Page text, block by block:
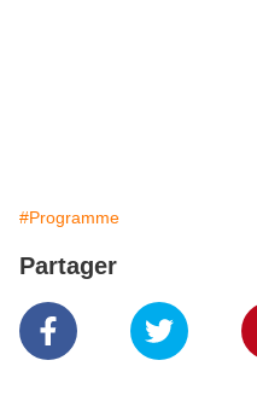
#Programme
Partager